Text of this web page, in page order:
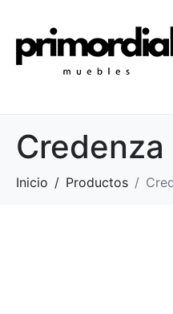
Credenza
Inicio Productos